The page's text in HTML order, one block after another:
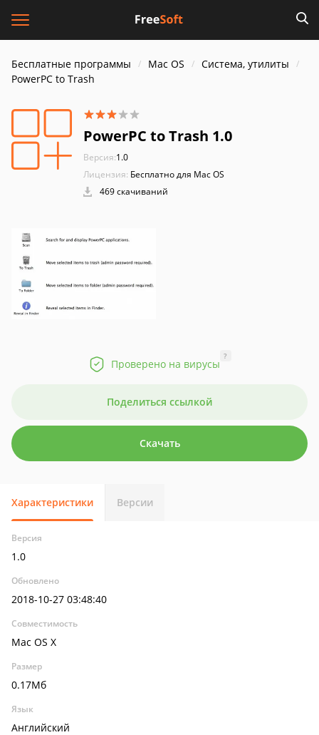
Бесплатные программы Mac OS
Система, утилиты
PowerPC to Trash
PowerPC to Trash 1.0
Версия:1.0
Лицензия: Бесплатно для Mac OS
469 скачиваний
Проверено на вирусы
?
Поделиться ссылкой
Скачать
Характеристики Версии
Версия
1.0
Обновлено
2018-10-27 03:48:40
Совместимость
Mac OS X
Размер
0.17Мб
Язык
Английский